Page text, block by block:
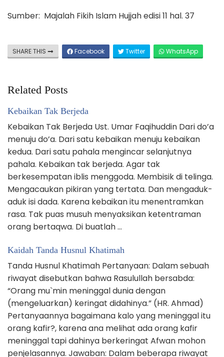
Sumber: Majalah Fikih Islam Hujjah edisi 11 hal. 37
SHARE THIS Facebook Twitter WhatsApp
Related Posts
Kebaikan Tak Berjeda
Kebaikan Tak Berjeda Ust. Umar Faqihuddin Dari do’a
menuju do’a. Dari satu kebaikan menuju kebaikan
kedua. Dari satu pahala mengincar selanjutnya
pahala. Kebaikan tak berjeda. Agar tak
berkesempatan iblis menggoda. Membisik di telinga.
Mengacaukan pikiran yang tertata. Dan mengaduk-
aduk isi dada. Karena kebaikan itu menentramkan
rasa. Tak puas musuh menyaksikan ketentraman
orang bertaqwa. Di buatlah …
Kaidah Tanda Husnul Khatimah
Tanda Husnul Khatimah Pertanyaan: Dalam sebuah
riwayat disebutkan bahwa Rasulullah bersabda:
“Orang mu`min meninggal dunia dengan
(mengeluarkan) keringat didahinya.” (HR. Ahmad)
Pertanyaannya bagaimana kalo yang meninggal itu
orang kafir?, karena ana melihat ada orang kafir
meninggal tapi dahinya berkeringat Afwan mohon
penjelasannya. Jawaban: Dalam beberapa riwayat